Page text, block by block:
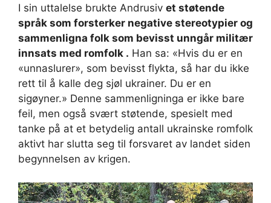
I sin uttalelse brukte Andrusiv et støtende
språk som forsterker negative stereotypier og
sammenligna folk som bevisst unngår militær
innsats med romfolk . Han sa: «Hvis du er en
«unnaslurer», som bevisst flykta, så har du ikke
rett til å kalle deg sjøl ukrainer. Du er en
sigøyner.» Denne sammenligninga er ikke bare
feil, men også svært støtende, spesielt med
tanke på at et betydelig antall ukrainske romfolk
aktivt har slutta seg til forsvaret av landet siden
begynnelsen av krigen.